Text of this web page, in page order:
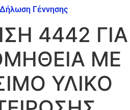
Γέννησης
4442 ΓΙΑ
ΜΕ
ΥΛΙΚΟ